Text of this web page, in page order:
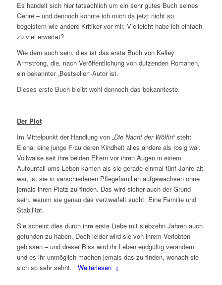
Es handelt sich hier tatsächlich um ein sehr gutes Buch seines
Genre – und dennoch konnte ich mich da jetzt nicht so
begeistern wie andere Kritiker vor mir. Vielleicht habe ich einfach
zu viel erwartet?
Wie dem auch sein, dies ist das erste Buch von Kelley
Armstrong, die, nach Veröffentlichung von dutzenden Romanen,
ein bekannter „Bestseller“-Autor ist.
Dieses erste Buch bleibt wohl dennoch das bekannteste.
Der Plot
Im Mittelpunkt der Handlung von „Die Nacht der Wölfin“ steht
Elena, eine junge Frau deren Kindheit alles andere als rosig war.
Vollwaise seit ihre beiden Eltern vor ihren Augen in einem
Autounfall ums Leben kamen als sie gerade einmal fünf Jahre alt
war, ist sie in verschiedenen Pflegefamilien aufgewachsen ohne
jemals ihren Platz zu finden. Das wird sicher auch der Grund
sein, warum sie genau das verzweifelt sucht: Eine Familie und
Stabilität.
Sie scheint dies durch ihre erste Liebe mit siebzehn Jahren auch
gefunden zu haben. Doch leider wird sie von ihrem Verlobten
gebissen – und dieser Biss wird ihr Leben endgültig verändern
und es ihr unmöglich machen jemals das zu finden, wonach sie
sich so sehr sehnt. Weiterlesen